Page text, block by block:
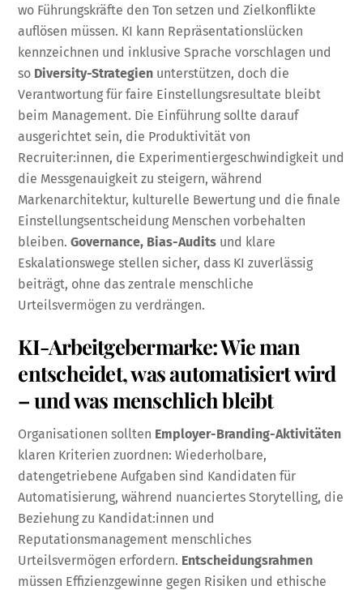
wo Führungskräfte den Ton setzen und Zielkonflikte
auflösen müssen. KI kann Repräsentationslücken
kennzeichnen und inklusive Sprache vorschlagen und
so Diversity-Strategien unterstützen, doch die
Verantwortung für faire Einstellungsresultate bleibt
beim Management. Die Einführung sollte darauf
ausgerichtet sein, die Produktivität von
Recruiter:innen, die Experimentiergeschwindigkeit und
die Messgenauigkeit zu steigern, während
Markenarchitektur, kulturelle Bewertung und die finale
Einstellungsentscheidung Menschen vorbehalten
bleiben.Governance, Bias-Audits und klare
Eskalationswege stellen sicher, dass KI zuverlässig
beiträgt, ohne das zentrale menschliche
Urteilsvermögen zu verdrängen.
KI-Arbeitgebermarke: Wie man
entscheidet, was automatisiert wird
– und was menschlich bleibt
Organisationen sollten Employer-Branding-Aktivitäten
klaren Kriterien zuordnen: Wiederholbare,
datengetriebene Aufgaben sind Kandidaten für
Automatisierung, während nuanciertes Storytelling, die
Beziehung zu Kandidat:innen und
Reputationsmanagement menschliches
Urteilsvermögen erfordern. Entscheidungsrahmen
müssen Effizienzgewinne gegen Risiken und ethische